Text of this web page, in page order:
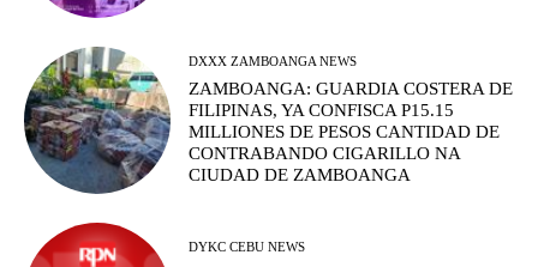
DXXX ZAMBOANGA NEWS
ZAMBOANGA: GUARDIA COSTERA DE
FILIPINAS, YA CONFISCA P15.15
MILLIONES DE PESOS CANTIDAD DE
CONTRABANDO CIGARILLO NA
CIUDAD DE ZAMBOANGA
DYKC CEBU NEWS